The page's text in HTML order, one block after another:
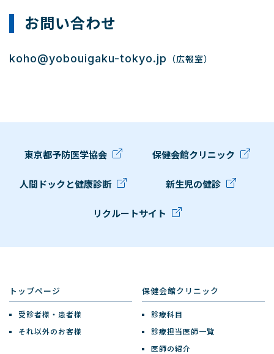
お問い合わせ
koho@yobouigaku-tokyo.jp （広報室）
東京都予防医学協会 保健会館クリニック
人間ドックと健康診断 新生児の健診
リクルートサイト
トップページ
受診者様・患者様
それ以外のお客様
保健会館クリニック
診療科目
診療担当医師一覧
医師の紹介